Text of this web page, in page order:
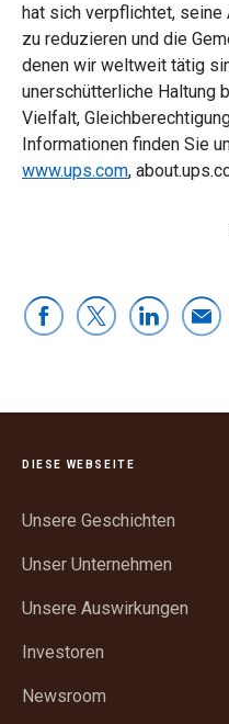
hat sich verpflichtet, seine
zu reduzieren und die
denen wir weltweit tätig
unerschütterliche Haltung
Vielfalt,
Informationen finden Sie
www.ups.com,
DIESE WEBSEITE
Unsere Geschichten
Unser Unternehmen
Unsere Auswirkungen
Investoren
Newsroom